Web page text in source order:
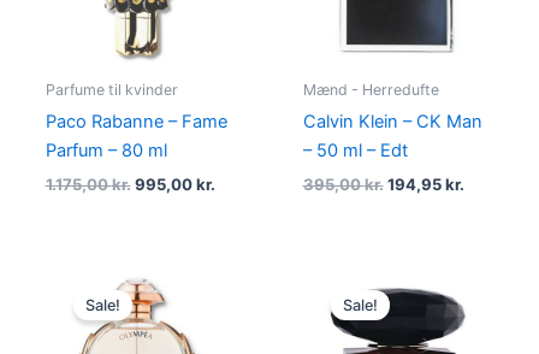
Parfume til kvinder
Paco Rabanne – Fame
Parfum – 80 ml
1.175,00kr. 995,00kr.
Mænd - Herredufte
Calvin Klein – CK Man
– 50 ml – Edt
395,00kr. 194,95kr.
Sale!
Original
price
was:
810,00 kr..
Sale! price
was:
795,00 kr..
is: